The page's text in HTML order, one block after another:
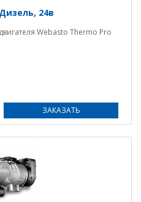
24в
Webasto Thermo Pro
ЗАКАЗАТЬ